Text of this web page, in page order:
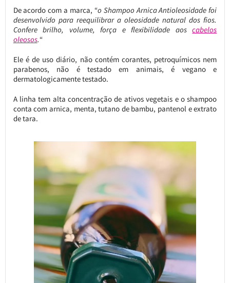
De acordo com a marca, “o Shampoo Arnica Antioleosidade foi
desenvolvido para reequilibrar a oleosidade natural dos fios.
Confere brilho, volume, força e flexibilidade aoscabelos
oleosos.“
Ele é de uso diário, não contém corantes, petroquímicos nem
parabenos, não é testado em animais, é vegano e
dermatologicamente testado.
A linha tem alta concentração de ativos vegetais e o shampoo
conta com arnica, menta, tutano de bambu, pantenol e extrato
de tara.